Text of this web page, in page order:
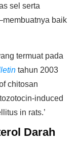
sel serta
baik
termuat pada
tahun 2003
chitosan
induced
in rats.’
Darah